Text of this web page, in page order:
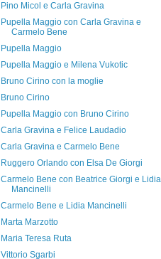
Pino Micol e Carla Gravina
Pupella Maggio con Carla Gravina e
Carmelo Bene
Pupella Maggio
Pupella Maggio e Milena Vukotic
Bruno Cirino con la moglie
Bruno Cirino
Pupella Maggio con Bruno Cirino
Carla Gravina e Felice Laudadio
Carla Gravina e Carmelo Bene
Ruggero Orlando con Elsa De Giorgi
Carmelo Bene con Beatrice Giorgi e Lidia
Mancinelli
Carmelo Bene e Lidia Mancinelli
Marta Marzotto
Maria Teresa Ruta
Vittorio Sgarbi